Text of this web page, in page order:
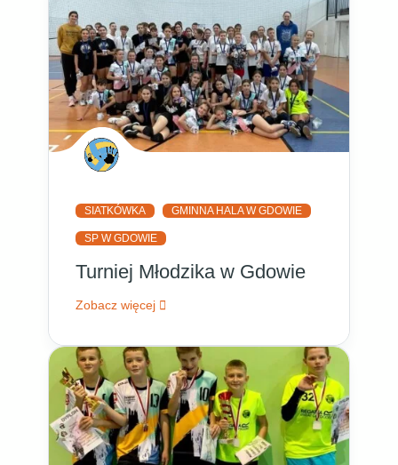
SIATKÓWKA GMINNA HALA W GDOWIE
SP W GDOWIE
Turniej Młodzika w Gdowie
Zobacz więcej